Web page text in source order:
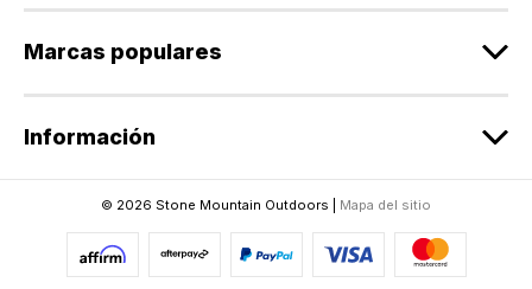
e
e
c
r
Marcas populares
Información
© 2026 Stone Mountain Outdoors | Mapa del sitio